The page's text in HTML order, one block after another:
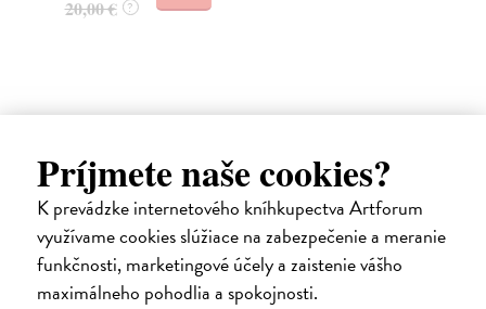
Príjmete naše cookies?
K prevádzke internetového kníhkupectva Artforum
využívame cookies slúžiace na zabezpečenie a meranie
funkčnosti, marketingové účely a zaistenie vášho
maximálneho pohodlia a spokojnosti.
10,30 € ?
Ďalšie z kategórie sociológia
E-KNIHA